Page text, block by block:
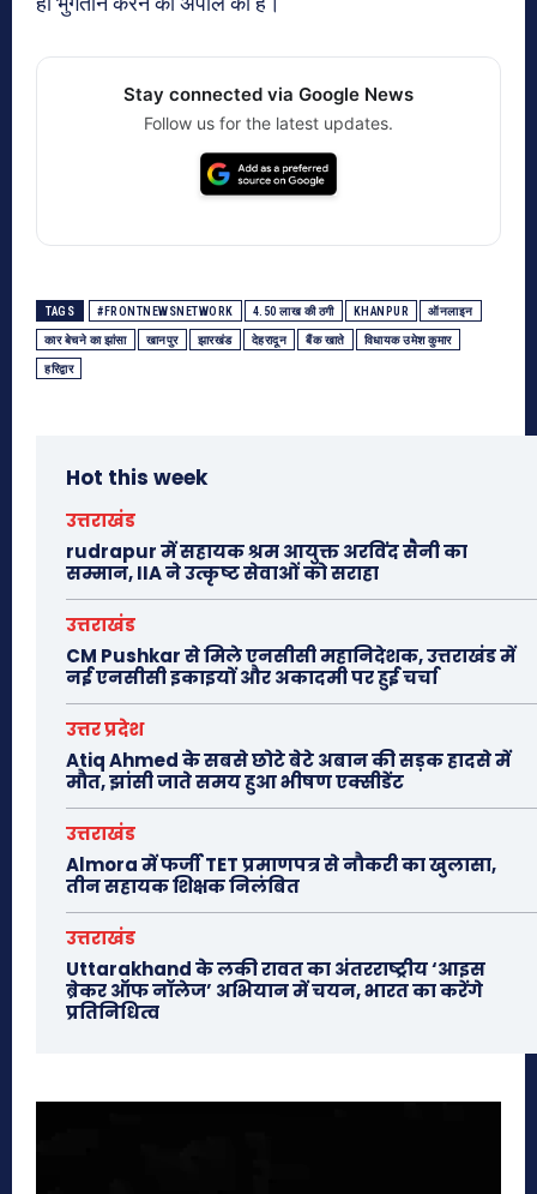
Stay connected via Google News
Follow us for the latest updates.
TAGS #FRONTNEWSNETWORK 4.50 लाख की ठगी KHANPUR ऑनलाइन
कार बेचने का झांसा खानपुर झारखंड देहरादून बैंक खाते विधायक उमेश कुमार
हरिद्वार
Hot this week
उत्तराखंड
rudrapur में सहायक श्रम आयुक्त अरविंद सैनी का
सम्मान, IIA ने उत्कृष्ट सेवाओं को सराहा
उत्तराखंड
CM Pushkar से मिले एनसीसी महानिदेशक, उत्तराखंड में
नई एनसीसी इकाइयों और अकादमी पर हुई चर्चा
उत्तर प्रदेश
Atiq Ahmed के सबसे छोटे बेटे अबान की सड़क हादसे में
मौत, झांसी जाते समय हुआ भीषण एक्सीडेंट
उत्तराखंड
Almora में फर्जी TET प्रमाणपत्र से नौकरी का खुलासा,
तीन सहायक शिक्षक निलंबित
उत्तराखंड
Uttarakhand के लकी रावत का अंतरराष्ट्रीय ‘आइस
ब्रेकर ऑफ नॉलेज’ अभियान में चयन, भारत का करेंगे
प्रतिनिधित्व